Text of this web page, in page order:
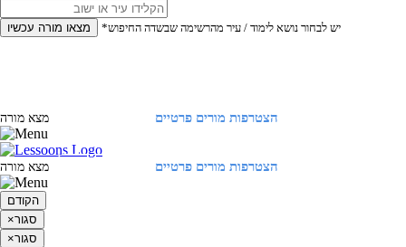
מצאו מורה עכשיו *יש לבחור נושא לימוד / עיר מהרשימה שבשדה החיפוש
הצטרפות מורים פרטיים מצא מורה
הצטרפות מורים פרטיים מצא מורה
הקודם
×סגור
×סגור